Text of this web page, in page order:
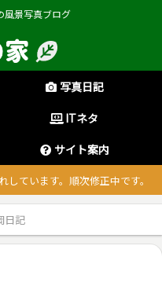
風景写真ブログ
写真日記
ITネタ
サイト案内
ています。順次修正中です。
日記